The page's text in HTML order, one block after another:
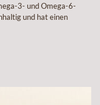
3- und Omega-6-
und hat einen